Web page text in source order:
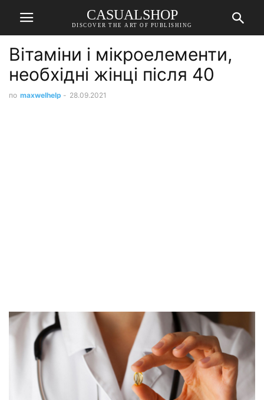
CASUALSHOP
DISCOVER THE ART OF PUBLISHING
Вітаміни і мікроелементи,
необхідні жінці після 40
по maxwelhelp - 28.09.2021